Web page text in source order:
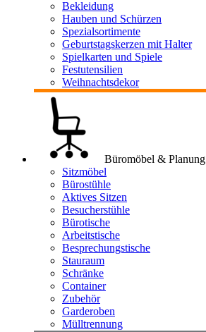
Bekleidung
Hauben und Schürzen
Spezialsortimente
Geburtstagskerzen mit Halter
Spielkarten und Spiele
Festutensilien
Weihnachtsdekor
Büromöbel & Planung
Sitzmöbel
Bürostühle
Aktives Sitzen
Besucherstühle
Bürotische
Arbeitstische
Besprechungstische
Stauraum
Schränke
Container
Zubehör
Garderoben
Mülltrennung